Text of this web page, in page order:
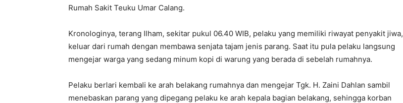
Rumah Sakit Teuku Umar Calang.
Kronologinya, terang Ilham, sekitar pukul 06.40 WIB, pelaku yang memiliki riwayat penyakit jiwa,
keluar dari rumah dengan membawa senjata tajam jenis parang. Saat itu pula pelaku langsung
mengejar warga yang sedang minum kopi di warung yang berada di sebelah rumahnya.
Pelaku berlari kembali ke arah belakang rumahnya dan mengejar Tgk. H. Zaini Dahlan sambil
menebaskan parang yang dipegang pelaku ke arah kepala bagian belakang, sehingga korban